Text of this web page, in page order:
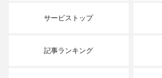
サービストップ
記事ランキング